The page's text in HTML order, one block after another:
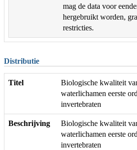
mag de data voor
hergebruikt worden,
restricties.
Distributie
Titel
Biologische kwaliteit
waterlichamen eerste
invertebraten
Beschrijving
Biologische kwaliteit
waterlichamen eerste
invertebraten